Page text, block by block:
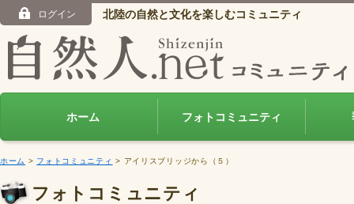
ログイン 北陸の自然と文化を楽しむコミュニティ
ホーム フォトコミュニティ
ホーム > フォトコミュニティ > アイリスブリッジから（５）
フォトコミュニティ